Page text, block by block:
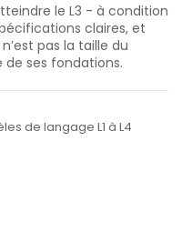
le L3 - à condition
claires, et
pas la taille du
ses fondations.
de langage L1 à L4